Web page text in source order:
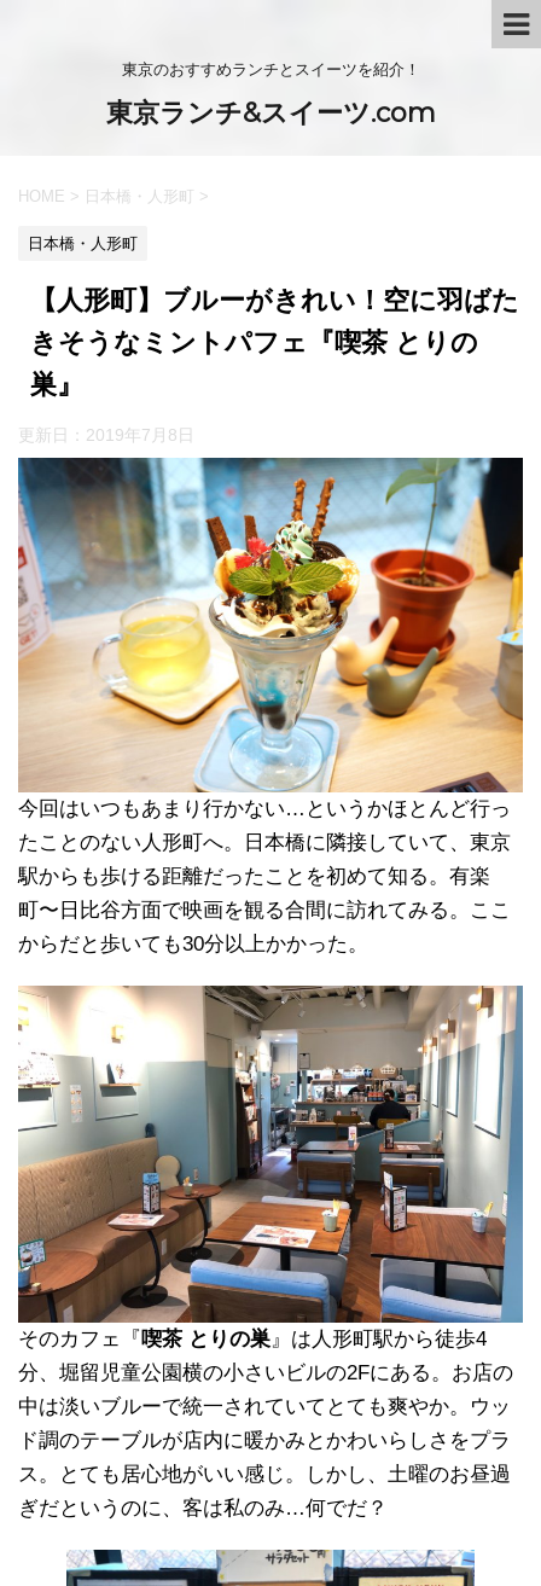
東京のおすすめランチとスイーツを紹介！
東京ランチ&スイーツ.com
HOME > 日本橋・人形町 >
日本橋・人形町
【人形町】ブルーがきれい！空に羽ばた
きそうなミントパフェ『喫茶 とりの
巣』
更新日： 2019年7月8日
今回はいつもあまり行かない…というかほとんど行っ
たことのない人形町へ。日本橋に隣接していて、東京
駅からも歩ける距離だったことを初めて知る。有楽
町〜日比谷方面で映画を観る合間に訪れてみる。ここ
からだと歩いても30分以上かかった。
そのカフェ『喫茶 とりの巣』は人形町駅から徒歩4
分、堀留児童公園横の小さいビルの2Fにある。お店の
中は淡いブルーで統一されていてとても爽やか。ウッ
ド調のテーブルが店内に暖かみとかわいらしさをプラ
ス。とても居心地がいい感じ。しかし、土曜のお昼過
ぎだというのに、客は私のみ…何でだ？